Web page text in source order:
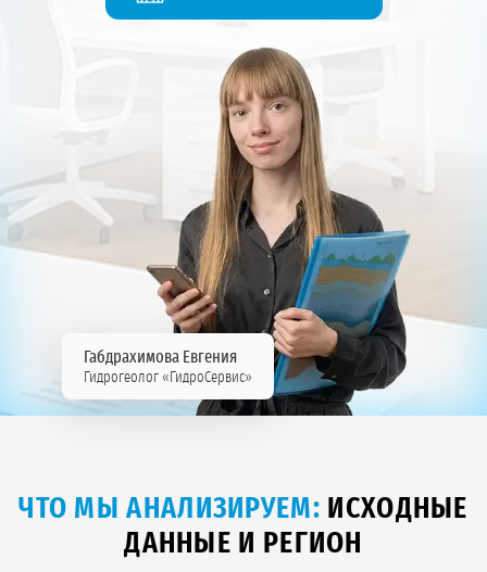
Габдрахимова Евгения
Гидрогеолог «ГидроСервис»
ЧТО МЫ АНАЛИЗИРУЕМ: ИСХОДНЫЕ
ДАННЫЕ И РЕГИОН